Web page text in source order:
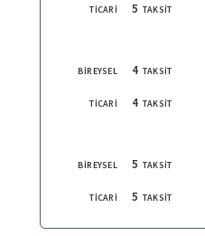
TİCARİ 5 TAKSİT
BİREYSEL 4 TAKSİT
TİCARİ 4 TAKSİT
BİREYSEL 5 TAKSİT
TİCARİ 5 TAKSİT